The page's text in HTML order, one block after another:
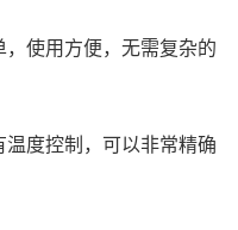
使用方便，无需复杂的
度控制，可以非常精确